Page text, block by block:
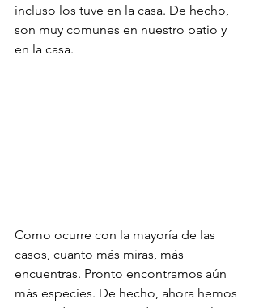
incluso los tuve en la casa. De hecho,
son muy comunes en nuestro patio y
en la casa.
Como ocurre con la mayoría de las
casos, cuanto más miras, más
encuentras. Pronto encontramos aún
más especies. De hecho, ahora hemos